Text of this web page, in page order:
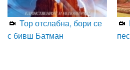
Тор отслабна, бори се
с бивш Батман